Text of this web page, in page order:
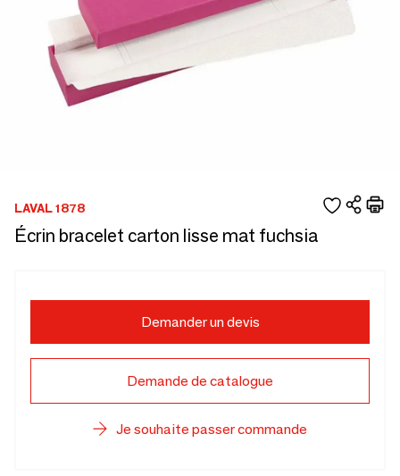
LAVAL 1878
Écrin bracelet carton lisse mat fuchsia
Demander un devis
Demande de catalogue
Je souhaite passer commande